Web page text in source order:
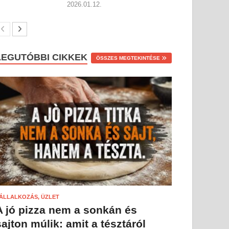
2026.01.12.
CIKKEK ÖSSZES MEGTEKINTÉSE
ÜZLET
jó pizza nem a sonkán és
múlik: amit a tésztáról